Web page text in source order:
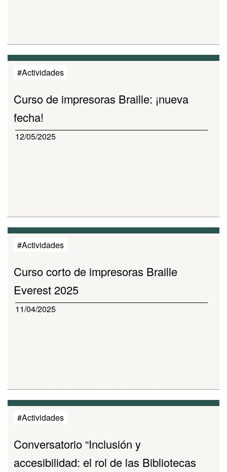
#Actividades
Curso de impresoras Braille: ¡nueva
fecha!
12/05/2025
#Actividades
Curso corto de impresoras Braille
Everest 2025
11/04/2025
#Actividades
Conversatorio “Inclusión y
accesibilidad: el rol de las Bibliotecas